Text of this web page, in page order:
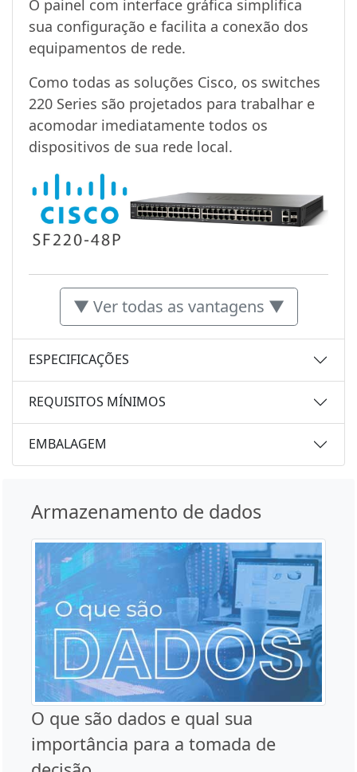
O painel com interface gráfica simplifica
sua configuração e facilita a conexão dos
equipamentos de rede.
Como todas as soluções Cisco, os switches
220 Series são projetados para trabalhar e
acomodar imediatamente todos os
dispositivos de sua rede local.
▼ Ver todas as vantagens ▼
ESPECIFICAÇÕES
REQUISITOS MÍNIMOS
EMBALAGEM
Armazenamento de dados
O que são dados e qual sua
importância para a tomada de